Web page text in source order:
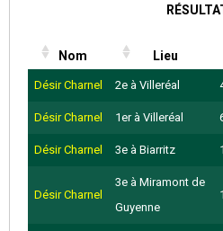
Nom Lieu
Désir Charnel 2e à Villeréal
Désir Charnel 1er à Villeréal
Désir Charnel 3e à Biarritz
Désir Charnel
3e à Miramont de
Guyenne